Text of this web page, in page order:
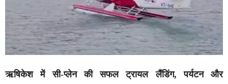
ऋषिकेश में सी-प्लेन की सफल ट्रायल लैंडिंग, पर्यटन और